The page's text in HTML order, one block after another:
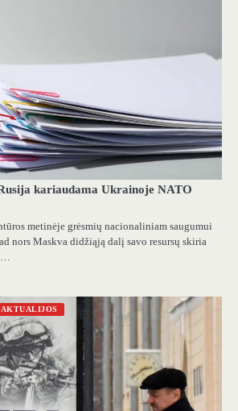
kariaudama Ukrainoje NATO
metinėje grėsmių nacionaliniam saugumui
nors Maskva didžiąją dalį savo resursų skiria